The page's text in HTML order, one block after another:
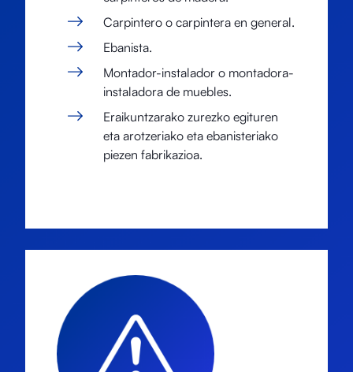
Carpintero o carpintera en general.
Ebanista.
Montador-instalador o montadora-
instaladora de muebles.
Eraikuntzarako zurezko egituren
eta arotzeriako eta ebanisteriako
piezen fabrikazioa.